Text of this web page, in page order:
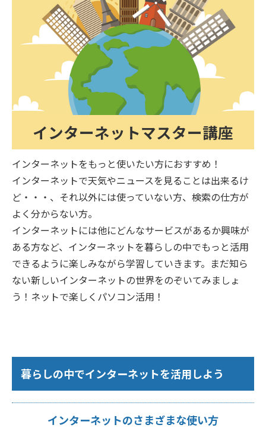
インターネットマスター講座
インターネットをもっと使いたい方におすすめ！
インターネットで天気やニュースを見ることは出来るけ
ど・・・、それ以外には使っていない方、検索の仕方が
よく分からない方。
インターネットには他にどんなサービスがあるか興味が
ある方など、インターネットを暮らしの中でもっと活用
できるように楽しみながら学習していきます。まだ知ら
ない新しいインターネットの世界をのぞいてみましょ
う！ネットで楽しくパソコン活用！
暮らしの中でインターネットを活用しよう
インターネットのさまざまな使い方